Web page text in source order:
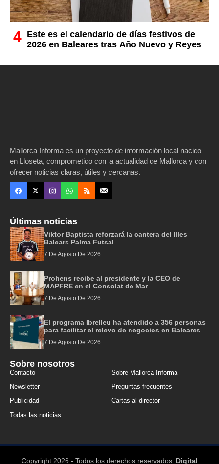
Este es el calendario de días festivos de
2026 en Baleares tras Año Nuevo y Reyes
Mallorca Informa es un proyecto de información local nacido
en Lloseta, comprometido con la actualidad de Mallorca y con
ofrecer noticias claras, útiles y cercanas.
Últimas noticias
Viktor Baptista reforzará la cantera del Illes
Balears Palma Futsal
7 De Agosto De 2026
Prohens recibe al presidente y la CEO de
MAPFRE en el Consolat de Mar
7 De Agosto De 2026
El programa Ibrelleu ha atendido a 356 personas
para facilitar el relevo de negocios en Baleares
7 De Agosto De 2026
Sobre nosotros
Contacto
Sobre Mallorca Informa
Newsletter
Preguntas frecuentes
Publicidad
Cartas al director
Todas las noticias
Copyright 2026 - Todos los derechos reservados. Digital